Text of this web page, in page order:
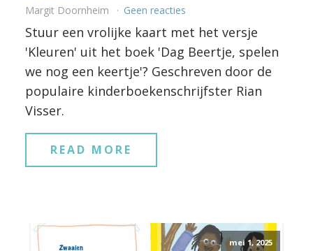
Margit Doornheim Geen reacties
Stuur een vrolijke kaart met het versje
'Kleuren' uit het boek 'Dag Beertje, spelen
we nog een keertje'? Geschreven door de
populaire kinderboekenschrijfster Rian
Visser.
READ MORE
mei 1, 2025